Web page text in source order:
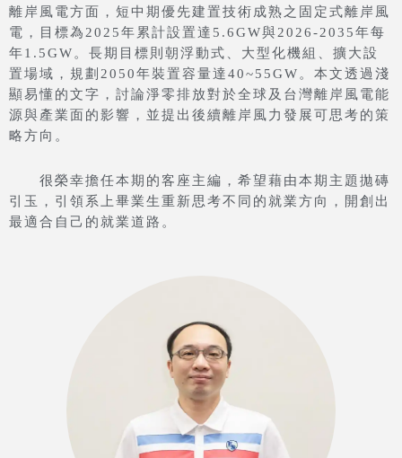
離岸風電方面，短中期優先建置技術成熟之固定式離岸風
電，目標為2025年累計設置達5.6GW與2026-2035年每
年1.5GW。長期目標則朝浮動式、大型化機組、擴大設
置場域，規劃2050年裝置容量達40~55GW。本文透過淺
顯易懂的文字，討論淨零排放對於全球及台灣離岸風電能
源與產業面的影響，並提出後續離岸風力發展可思考的策
略方向。
很榮幸擔任本期的客座主編，希望藉由本期主題拋磚
引玉，引領系上畢業生重新思考不同的就業方向，開創出
最適合自己的就業道路。